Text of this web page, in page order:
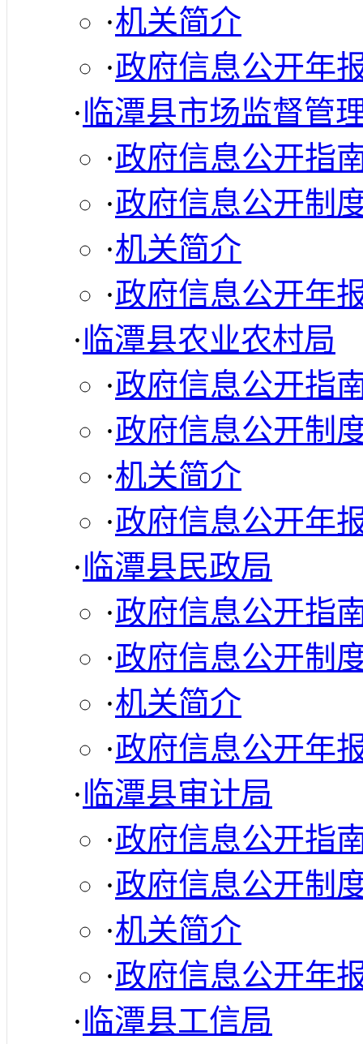
·机关简介
·政府信息公开年
·临潭县市场监督管
·政府信息公开指
·政府信息公开制
·机关简介
·政府信息公开年
·临潭县农业农村局
·政府信息公开指
·政府信息公开制
·机关简介
·政府信息公开年
·临潭县民政局
·政府信息公开指
·政府信息公开制
·机关简介
·政府信息公开年
·临潭县审计局
·政府信息公开指
·政府信息公开制
·机关简介
·政府信息公开年
·临潭县工信局